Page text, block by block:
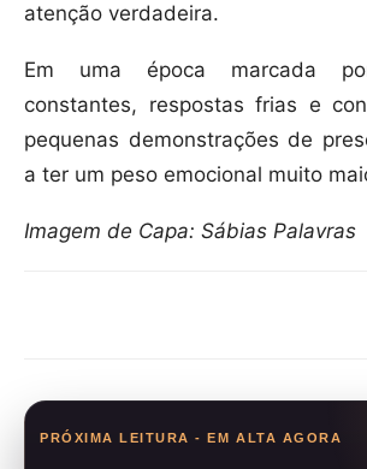
atenção verdadeira.
Em uma época marcada
constantes, respostas frias e
pequenas demonstrações de
a ter um peso emocional muito
Imagem de Capa: Sábias Palavras
PRÓXIMA LEITURA - EM ALTA AGORA